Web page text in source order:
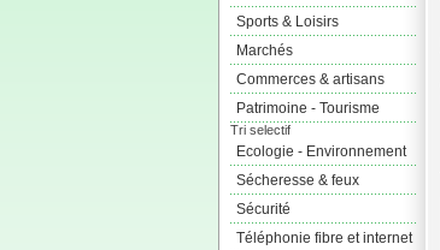
Sports & Loisirs
Marchés
Commerces & artisans
Patrimoine - Tourisme
Tri selectif
Ecologie - Environnement
Sécheresse & feux
Sécurité
Téléphonie fibre et internet